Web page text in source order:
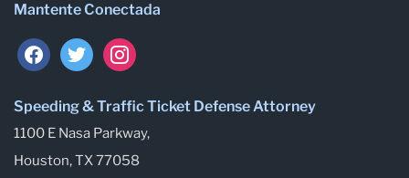
Mantente Conectada
facebooktwitterinstagram
Speeding & Traffic Ticket Defense Attorney
1100 E Nasa Parkway,
Houston, TX 77058